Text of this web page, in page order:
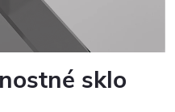
sklo